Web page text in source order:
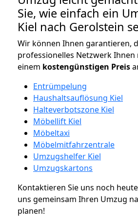
Sie, wie einfach ein
Kiel nach Gerolstein
Wir können Ihnen garantieren,
professionelles Netzwerk Ihnen
einem kostengünstigen Preis
Entrümpelung
Haushaltsauflösung Kiel
Halteverbotszone Kiel
Möbellift Kiel
Möbeltaxi
Möbelmitfahrzentrale
Umzugshelfer Kiel
Umzugskartons
Kontaktieren Sie uns noch
uns gemeinsam Ihren Umzug
planen!